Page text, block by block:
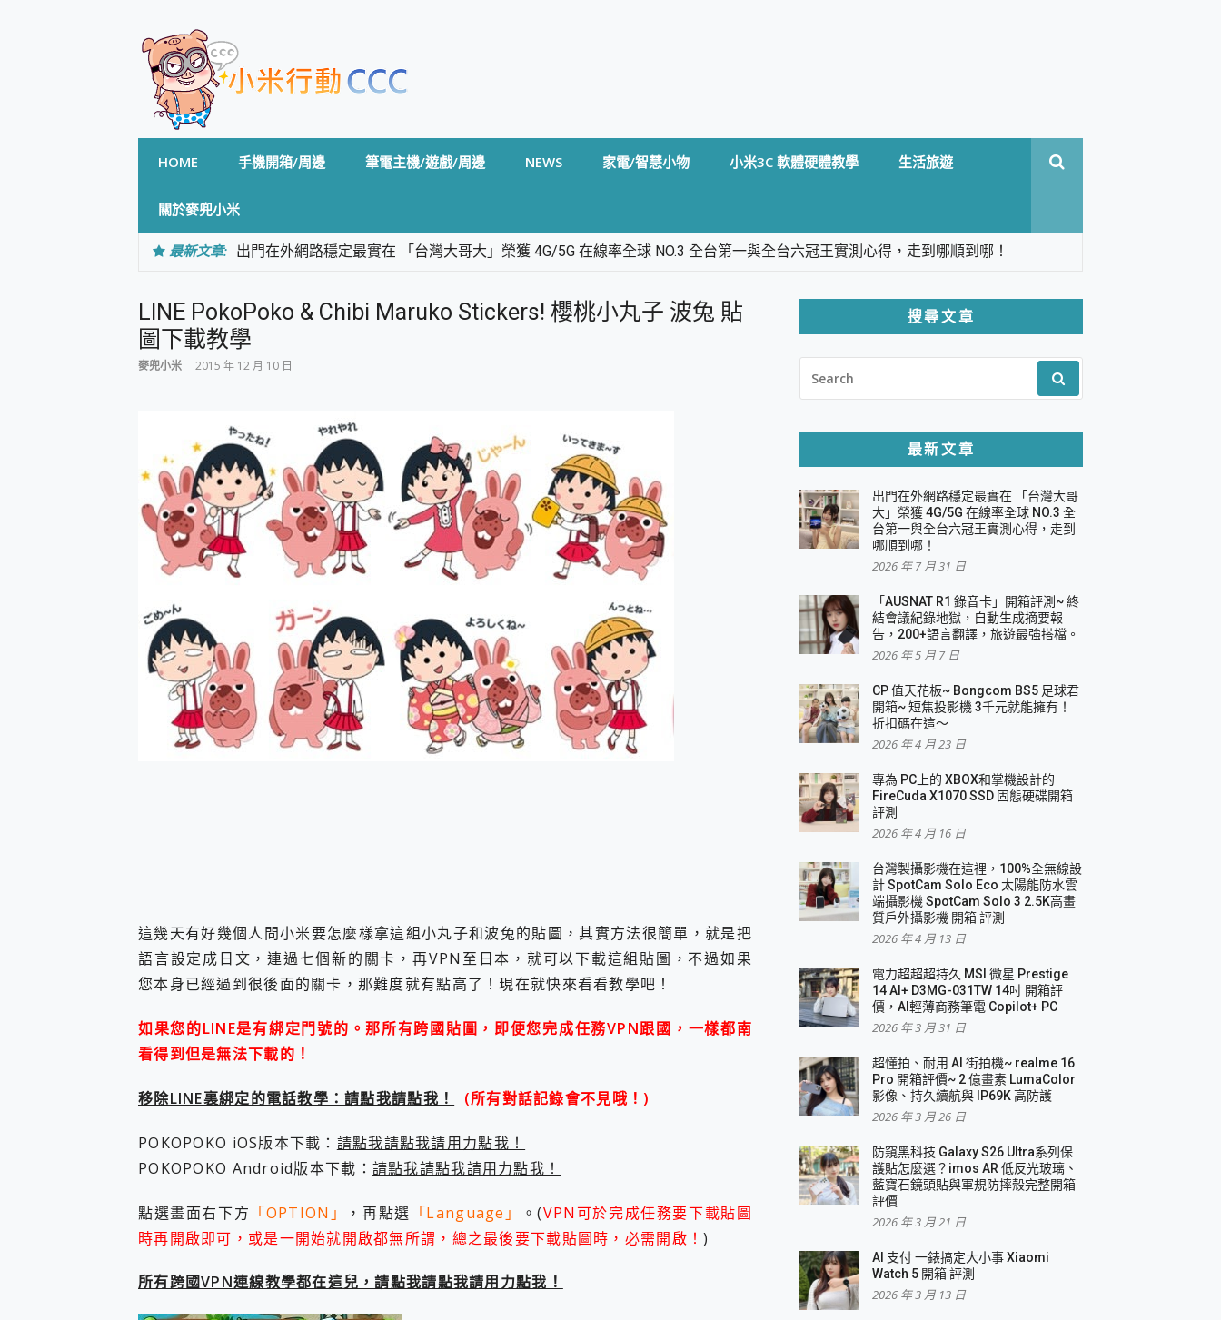
HOME 手機開箱/周邊 筆電主機/遊戲/周邊 NEWS 家電/智慧小物 小米3C 軟體硬體教學 生活旅遊
關於麥兜小米
最新文章: 出門在外網路穩定最實在 「台灣大哥大」榮獲 4G/5G 在線率全球 NO.3 全台第一與全台六冠王實測心得，走到哪順到哪！
專為 PC上的 XBOX和掌機設計的 FireCuda X1070 SSD 固態硬碟開箱 評測
台灣製攝影機在這裡，100%全無線設計 SpotCam Solo Eco 太陽能防水雲端攝影機 SpotCam Solo 3 2.5K高畫質戶外攝影機 開箱 評
測
電力超超超持久 MSI 微星 Prestige 14 AI+ D3MG-031TW 14吋 開箱評價，AI輕薄商務筆電 Copilot+ PC
AI 支付 一錶搞定大小事 Xiaomi Watch 5 開箱 評測
超驚艷 讓人一眼就愛上 LENOVO 聯想 Yoga Book 9 14吋 AI輕薄筆電 開箱 評測
美到讓人超想擁有 moto pad 60 系列 與 Moto | Swarovski razr 60 冰藍限定版本 開箱 評測
好用的 EaseUS Partition Master 讓您輕鬆的移除與格式化有防寫保護的隨身碟或SD卡
一鍵修復模糊影片、舊照的 AI 好幫手! VideoProc Converter AI 新版全解析 × 年末優惠，一篇全看懂
小朋友才做選擇 投影機 RGB藍牙音響 氛圍情境燈 我通通都要！ Starfish 2 幻彩膠囊投影機｜結合「 智慧投影 & 煥彩流動 」的沈浸
式生活新體驗
外型超吸晴~ 給您絕佳操控體驗 GravaStar Mercury K1 系列 異星機械鍵盤與 Mercury X 系列 輕量無線電競滑鼠 開箱 評測
iPhone 17 系列 有認證的防護來囉！ imos 首家導入 UL MCV 行銷宣告驗證的手機配件品牌
DJI Osmo Pocket 3 爽爽帶回家 歡慶 EaseUS 21 週年到來，「Slogan 海報徵稿活動」好康大放送
小巧好吸不擋鏡頭 有Qi2認證的 ONPRO MagReact MXs2 5000mAh薄型磁吸無線急速行動電源 開箱 評測
會走動的冷暖氣 SONY REON POCKET PRO 穿戴式智慧冷暖調溫裝置 開箱 評測
寶可夢飛人外掛iToolab AnyGo全新升級，GO Fest 五折優惠嗨翻天！支援 iOS/Android！
百倍變焦實測~ vivo X200 Pro 與 S25 Ultra 誰能滿足全場景拍攝需求？
超好用的 PLAUD NotePin AI 智慧錄音膠囊~ 您的AI 秘書已上線 每月免費送你 300分鐘轉寫
COMPUTEX 2025 來囉！AGI亞奇雷 AI・Gaming・創作儲存方案登場，趕快來AGI亞奇雷挑戰任務抽 PS5！
自帶線的 有線無線都能充 ONPRO MagReact M5 10000mAh 5合1 磁吸無線急速行動電源 開箱 評測
飛利浦 JS7310 ⚡【電急便｜行動儲能救車電源】 可靠的旅行夥伴！帶給您優異的安全性與強大供電效能
是螢幕也是電視! 一機超多用途「MSI微星 Modern MD272UPSW 27型」 4K IPS 輕薄商用智慧聯網螢幕 開箱 評測
iPhone、Apple Watch、AirPods耳機 三個設備充電一起搞定 ONPRO MagReact™ M3 3 in 1可攜摺疊無線充電器 開箱 評測
動靜皆宜「HUAWEI FreeArc」開放式耳掛耳機，無感配戴! 超穩超服貼，音質、通話也很優質
25種洗烘模式一機搞定! Roborock 衣莉莎白 H1 Neo分子篩洗脫烘 AI 滾筒洗衣機
給 MSI Claw 系列電競掌機 最完美的家 MSI Nest Docking Station 掌機專屬擴充底座 開箱 評測
B&O 精品級音響! Home+ 中嘉寬頻 SoundBox 劇院串流盒 開箱 評測
2億 APO蔡司長焦神機降臨~ vivo X200 Pro、vivo X200 就是這麼好拍
EaseUS Vocal Remover 免費線上去聲器一鍵去除人聲 人聲 音樂分離 2024 消除人聲推薦
3 個超值 MHN 飛人工具分享~~ iToolab AnyGo 魔物獵人 Now飛人 ios教學 不出門也可以到處走
Locawhere AnyTo 寶可夢飛人 AnyTo 不出門也可以飛遍全世界
小體積 40000mAh 超大容量 一次充5個設備 充好充滿 CUKTECH 酷態科 300W 微型充電站 開箱 評測
97.3% 恢復率，資料救援就是這麼簡單 EaseUS Data Recovery Wizard Free 18.0.0 業界最好的資料救援軟體
磁碟系統大風吹 有了 磁碟管理程式 EaseUS Partition Master 就是這麼簡單
Xiaomi 14 Ultra 開箱 評測~ 有深度的 Leica 影像旗艦手機! 加碼小旗艦 Xiaomi 14 開箱 評測
vivo TWS 3e 真無線藍牙耳機智慧降噪升級、音質明亮溫潤，並支援雙設備連接~
人像旗艦 vivo V30 系列 開箱 評測! 首搭蔡司光學鏡頭、攝影棚級柔光環、拍攝功能最好玩的美拍神機 vivo V30 Pro
多個願望一次滿足 超強散熱 微星 MSI Claw A1M-026TW 電競掌機 開箱 評測
一吸完美對位 擁有超強吸力與超好用的隱磁支架 O-ONE MAG 最會吸的行動電源 開箱 評測
OPPO 哈蘇 300mm 專業增距鏡實測：Find X9 Ultra 光學長焦隨手拍，紀錄生活就是這麼簡單
Motorola edge 70 pro 及 moto g37 power上市，登錄在送飛利浦氣炸鍋
近八千元的 Soundcore Liberty 5 Pro Max，有螢幕的耳機會是智商稅嗎?
LINE PokoPoko & Chibi Maruko Stickers! 櫻桃小丸子 波兔 貼
圖下載教學
麥兜小米 2015 年 12 月 10 日
這幾天有好幾個人問小米要怎麼樣拿這組小丸子和波兔的貼圖，其實方法很簡單，就是把
語言設定成日文，連過七個新的關卡，再VPN至日本，就可以下載這組貼圖，不過如果
您本身已經過到很後面的關卡，那難度就有點高了！現在就快來看看教學吧！
如果您的LINE是有綁定門號的。那所有跨國貼圖，即便您完成任務VPN跟國，一樣都南
看得到但是無法下載的！
移除LINE裏綁定的電話教學：請點我請點我！ (所有對話記錄會不見哦！)
POKOPOKO iOS版本下載： 請點我請點我請用力點我！
POKOPOKO Android版本下載： 請點我請點我請用力點我！
點選畫面右下方 「OPTION」 ，再點選 「Language」 。(VPN可於完成任務要下載貼圖
時再開啟即可，或是一開始就開啟都無所謂，總之最後要下載貼圖時，必需開啟！)
所有跨國VPN連線教學都在這兒，請點我請點我請用力點我！
搜尋文章
FOR:
最新文章
出門在外網路穩定最實在 「台灣大哥
大」榮獲 4G/5G 在線率全球 NO.3 全
台第一與全台六冠王實測心得，走到
哪順到哪！
2026 年 7 月 31 日
「AUSNAT R1 錄音卡」開箱評測~ 終
結會議紀錄地獄，自動生成摘要報
告，200+語言翻譯，旅遊最強搭檔。
2026 年 5 月 7 日
CP 值天花板~ Bongcom BS5 足球君
開箱~ 短焦投影機 3千元就能擁有！
折扣碼在這～
2026 年 4 月 23 日
專為 PC上的 XBOX和掌機設計的
FireCuda X1070 SSD 固態硬碟開箱
評測
2026 年 4 月 16 日
台灣製攝影機在這裡，100%全無線設
計 SpotCam Solo Eco 太陽能防水雲
端攝影機 SpotCam Solo 3 2.5K高畫
質戶外攝影機 開箱 評測
2026 年 4 月 13 日
電力超超超持久 MSI 微星 Prestige
14 AI+ D3MG-031TW 14吋 開箱評
價，AI輕薄商務筆電 Copilot+ PC
2026 年 3 月 31 日
超懂拍、耐用 AI 街拍機~ realme 16
Pro 開箱評價~ 2 億畫素 LumaColor
影像、持久續航與 IP69K 高防護
2026 年 3 月 26 日
防窺黑科技 Galaxy S26 Ultra系列保
護貼怎麼選？imos AR 低反光玻璃、
藍寶石鏡頭貼與軍規防摔殼完整開箱
評價
2026 年 3 月 21 日
AI 支付 一錶搞定大小事 Xiaomi
Watch 5 開箱 評測
2026 年 3 月 13 日